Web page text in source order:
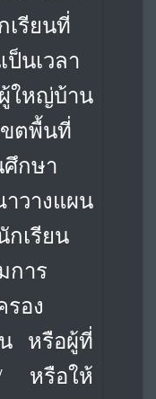
รียนที่
ป็นเวลา
ใหญ่บ้าน
ตพื้นที่
กษา
างแผน
เรียน
การ
อง
หรือผู้ที่
หรือให้